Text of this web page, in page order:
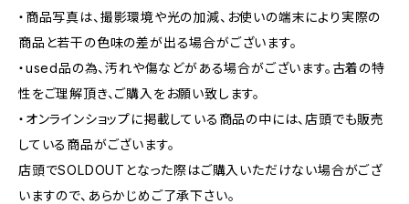
・商品写真は、撮影環境や光の加減、お使いの端末により実際の
商品と若干の色味の差が出る場合がございます。
・used品の為、汚れや傷などがある場合がございます。古着の特
性をご理解頂き、ご購入をお願い致します。
・オンラインショップに掲載している商品の中には、店頭でも販売
している商品がございます。
店頭でSOLDOUTとなった際はご購入いただけない場合がござ
いますので、あらかじめご了承下さい。